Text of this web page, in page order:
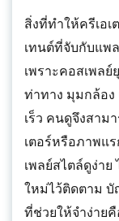
สิ่งที่ทำให้ครีเอ
เทนต์ที่จับกับแพ
เพราะคอสเพล
ท่าทาง มุมกล้อ
เร็ว คนดูจึงสาม
เตอร์หรือภาพแ
เพลย์สไตล์ดูง่า
ใหม่ไว้ติดตาม
ที่ช่วยให้จำง่าย